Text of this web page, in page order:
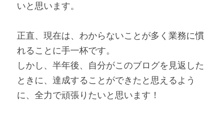
いと思います。
正直、現在は、わからないことが多く業務に慣
れることに手一杯です。
しかし、半年後、自分がこのブログを見返した
ときに、達成することができたと思えるよう
に、全力で頑張りたいと思います！